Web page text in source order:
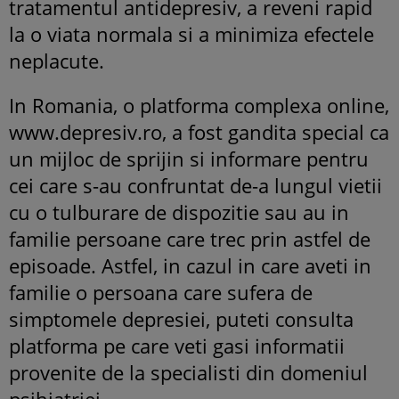
tratamentul antidepresiv, a reveni rapid
la o viata normala si a minimiza efectele
neplacute.
In Romania, o platforma complexa online,
www.depresiv.ro, a fost gandita special ca
un mijloc de sprijin si informare pentru
cei care s-au confruntat de-a lungul vietii
cu o tulburare de dispozitie sau au in
familie persoane care trec prin astfel de
episoade. Astfel, in cazul in care aveti in
familie o persoana care sufera de
simptomele depresiei, puteti consulta
platforma pe care veti gasi informatii
provenite de la specialisti din domeniul